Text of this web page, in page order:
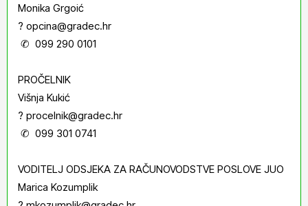
Monika Grgoić
? opcina@gradec.hr
✆ 099 290 0101
PROČELNIK
Višnja Kukić
? procelnik@gradec.hr
✆ 099 301 0741
VODITELJ ODSJEKA ZA RAČUNOVODSTVE POSLOVE JUO
Marica Kozumplik